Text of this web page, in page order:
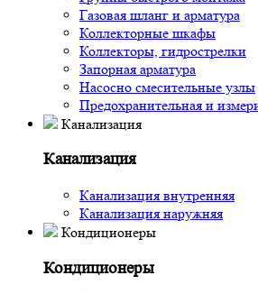
Газовая шланг и арматура
Коллекторные шкафы
Коллекторы, гидрострелки
Запорная арматура
Насосно смесительные узлы
Предохранительная и
Канализация
Канализация
Канализация внутренняя
Канализация наружняя
Кондиционеры
Кондиционеры